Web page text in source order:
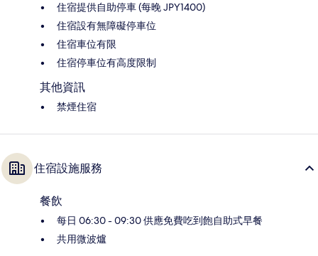
住宿提供自助停車 (每晚 JPY1400)
住宿設有無障礙停車位
住宿車位有限
住宿停車位有高度限制
其他資訊
禁煙住宿
住宿設施服務
餐飲
每日 06:30 - 09:30 供應免費吃到飽自助式早餐
共用微波爐